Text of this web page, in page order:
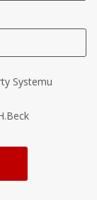
Systemu